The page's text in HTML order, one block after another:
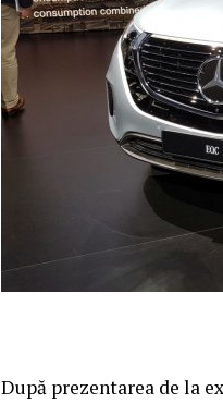
După prezentarea de la